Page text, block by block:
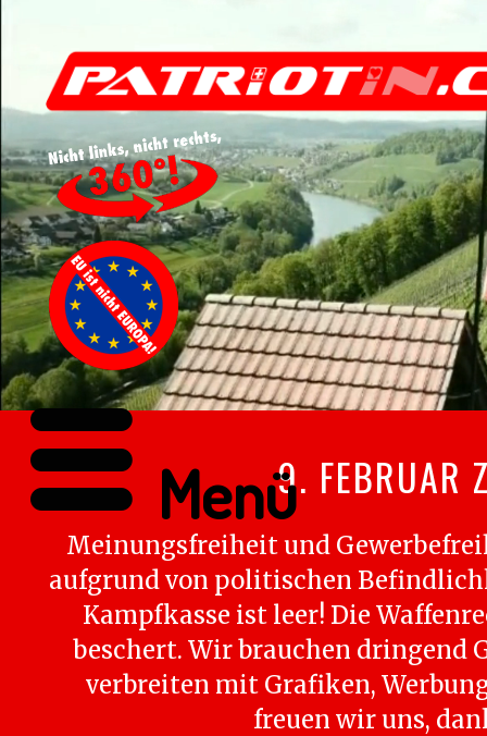
9. FEBRUAR
Meinungsfreiheit und
aufgrund von politischen
Kampfkasse ist leer! Die
beschert. Wir brauchen dringend
verbreiten mit Grafiken,
freuen wir uns,
Menü